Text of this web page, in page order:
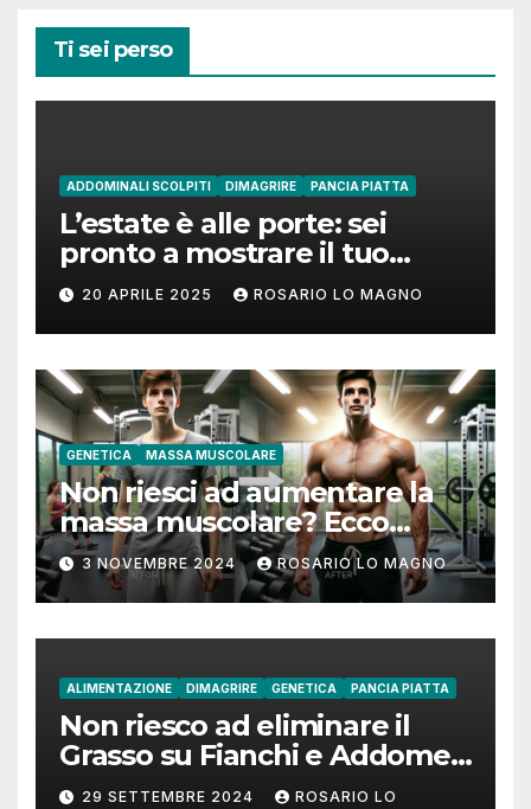
Ti sei perso
ADDOMINALI SCOLPITI DIMAGRIRE PANCIA PIATTA
L’estate è alle porte: sei
pronto a mostrare il tuo
addome piatto?
20 APRILE 2025 ROSARIO LO MAGNO
GENETICA MASSA MUSCOLARE
Non riesci ad aumentare la
massa muscolare? Ecco
come fare!
3 NOVEMBRE 2024 ROSARIO LO MAGNO
ALIMENTAZIONE DIMAGRIRE GENETICA PANCIA PIATTA
Non riesco ad eliminare il
Grasso su Fianchi e Addome:
cause e rimedi
29 SETTEMBRE 2024 ROSARIO LO